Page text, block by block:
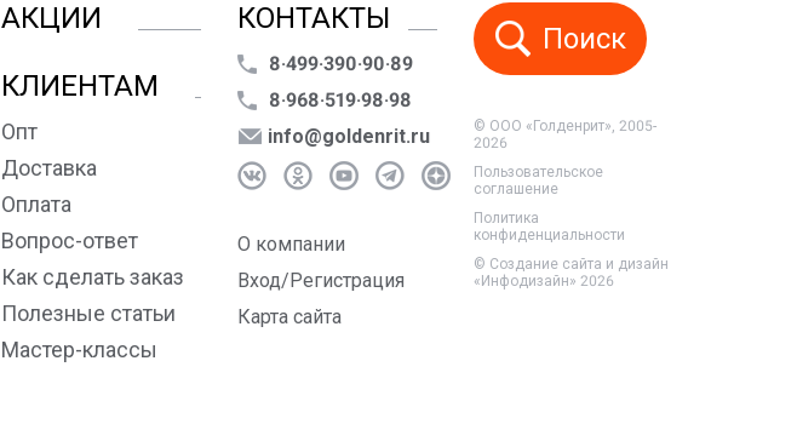
АКЦИИ
КЛИЕНТАМ
Опт
Доставка
Оплата
Вопрос-ответ
Как сделать заказ
Полезные статьи
Мастер-классы
КОНТАКТЫ
8·499·390·90·89
8·968·519·98·98
info@goldenrit.ru
О компании
Вход/Регистрация
Карта сайта
Поиск
© ООО «Голденрит», 2005-
2026
Пользовательское
соглашение
Политика
конфиденциальности
© Создание сайта и дизайн
«Инфодизайн» 2026